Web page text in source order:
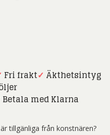
Fri frakt✓ Äkthetsintyg
Betala med Klarna
tillgänliga från konstnären?